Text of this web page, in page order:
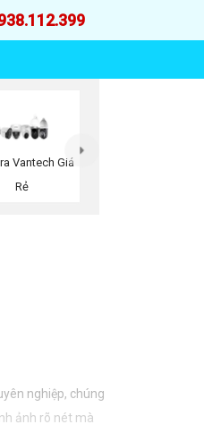
Vantech Giá
Rẻ
nghiệp, chúng
ảnh rõ nét mà